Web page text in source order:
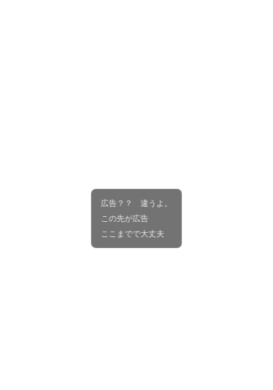
広告？？ 違うよ。
この先が広告
ここまでで大丈夫